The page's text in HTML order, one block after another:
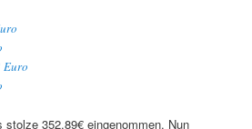
Euro
stolze 352,89€ eingenommen. Nun